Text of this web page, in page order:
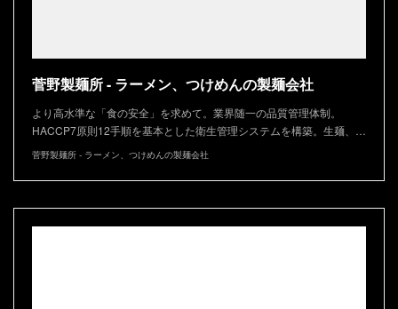
菅野製麺所 - ラーメン、つけめんの製麺会社
より高水準な「食の安全」を求めて。業界随一の品質管理体制。
HACCP7原則12手順を基本とした衛生管理システムを構築。生麺、…
菅野製麺所 - ラーメン、つけめんの製麺会社